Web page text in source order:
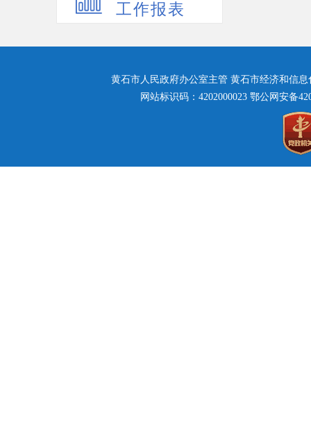
工作报表
黄石市人民政府办公室主管 黄石市经济和信息
网站标识码：4202000023 鄂公网安备